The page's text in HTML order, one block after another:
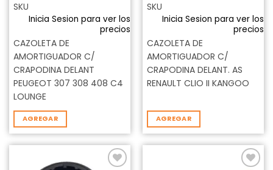
SKU
Inicia Sesion para ver los
precios
CAZOLETA DE
AMORTIGUADOR C/
CRAPODINA DELANT
PEUGEOT 307 308 408 C4
LOUNGE
AGREGAR
SKU
Inicia Sesion para ver los
precios
CAZOLETA DE
AMORTIGUADOR C/
CRAPODINA DELANT. AS
RENAULT CLIO II KANGOO
AGREGAR